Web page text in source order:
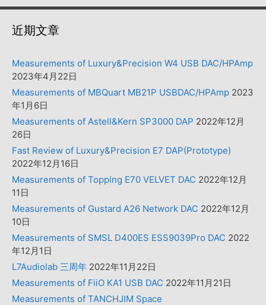
近期文章
Measurements of Luxury&Precision W4 USB DAC/HPAmp
2023年4月22日
Measurements of MBQuart MB21P USBDAC/HPAmp 2023
年1月6日
Measurements of Astell&Kern SP3000 DAP 2022年12月
26日
Fast Review of Luxury&Precision E7 DAP(Prototype)
2022年12月16日
Measurements of Topping E70 VELVET DAC 2022年12月
11日
Measurements of Gustard A26 Network DAC 2022年12月
10日
Measurements of SMSL D400ES ESS9039Pro DAC 2022
年12月1日
L7Audiolab 三周年 2022年11月22日
Measurements of FiiO KA1 USB DAC 2022年11月21日
Measurements of TANCHJIM Space